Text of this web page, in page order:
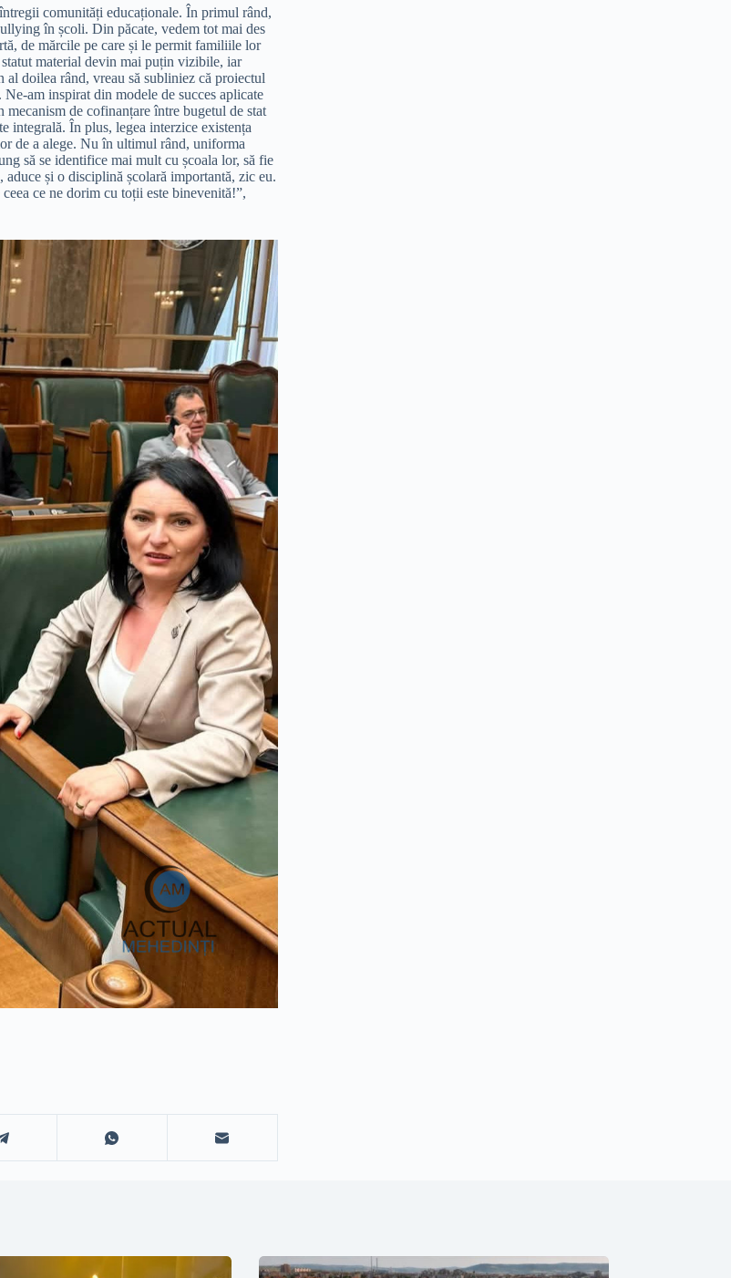
comunități educaționale. În primul rând,
în școli. Din păcate, vedem tot mai des
de mărcile pe care și le permit familiile lor
material devin mai puțin vizibile, iar
al doilea rând, vreau să subliniez că proiectul
am inspirat din modele de succes aplicate
de cofinanțare între bugetul de stat
În plus, legea interzice existența
de a alege. Nu în ultimul rând, uniforma
să se identifice mai mult cu școala lor, să fie
și o disciplină școlară importantă, zic eu.
ce ne dorim cu toții este binevenită!”,